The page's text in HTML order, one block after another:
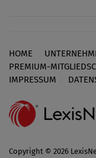
Footer
HOME
PREMIUM-
IMPRESSUM
Copyright © 2026